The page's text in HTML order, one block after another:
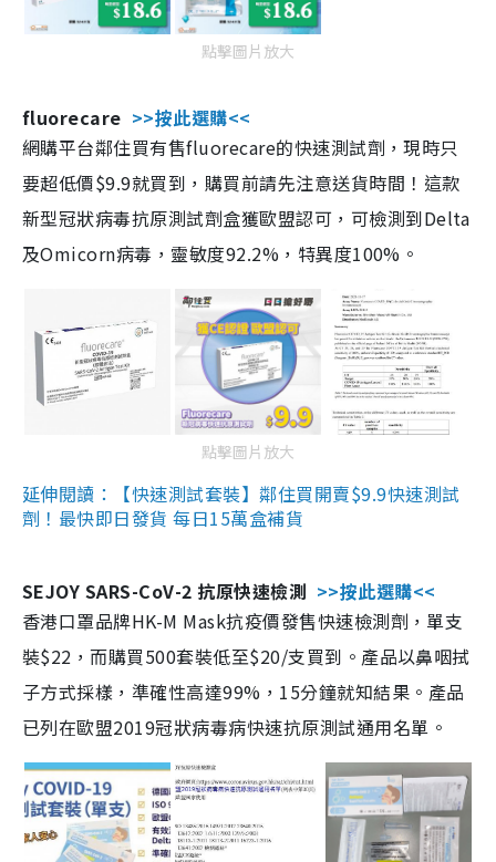
點擊圖片放大
fluorecare >>按此選購<<
網購平台鄰住買有售fluorecare的快速測試劑，現時只
要超低價$9.9就買到，購買前請先注意送貨時間！這款
新型冠狀病毒抗原測試劑盒獲歐盟認可，可檢測到Delta
及Omicorn病毒，靈敏度92.2%，特異度100%。
點擊圖片放大
延伸閱讀：【快速測試套裝】鄰住買開賣$9.9快速測試
劑！最快即日發貨 每日15萬盒補貨
SEJOY SARS-CoV-2 抗原快速檢測 >>按此選購<<
香港口罩品牌HK-M Mask抗疫價發售快速檢測劑，單支
裝$22，而購買500套裝低至$20/支買到。產品以鼻咽拭
子方式採樣，準確性高達99%，15分鐘就知結果。產品
已列在歐盟2019冠狀病毒病快速抗原測試通用名單。